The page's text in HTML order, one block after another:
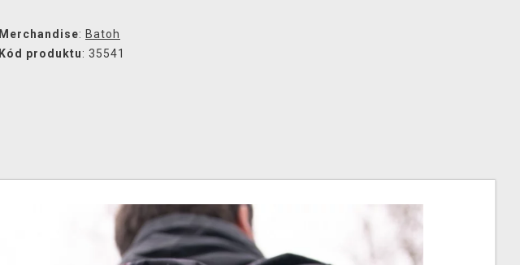
Merchandise: Batoh
Kód produktu: 35541